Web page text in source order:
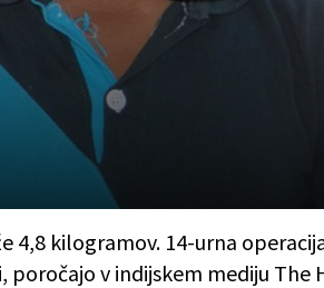
4,8 kilogramov. 14-urna
poročajo v indijskem mediju The